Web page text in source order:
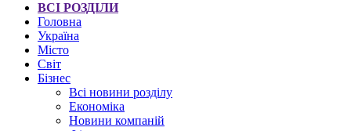
ВСІ РОЗДІЛИ
Головна
Україна
Місто
Світ
Бізнес
Всі новини розділу
Економіка
Новини компаній